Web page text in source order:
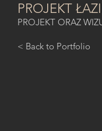
PROJEKT
PROJEKT ORAZ
< Back to Portfolio